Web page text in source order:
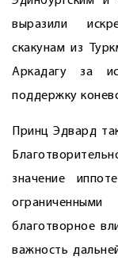
выразили
скакунам из
Аркадагу за
поддержку
Принц Эдвард
значение
благотворное
важность